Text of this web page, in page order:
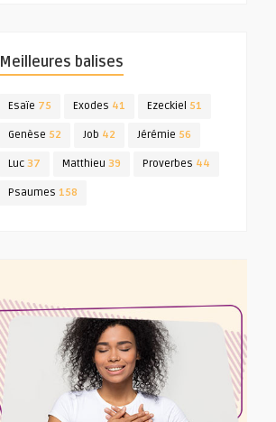
Meilleures balises
Esaïe 75 Exodes 41 Ezeckiel 51
Genèse 52 Job 42 Jérémie 56
Luc 37 Matthieu 39 Proverbes 44
Psaumes 158